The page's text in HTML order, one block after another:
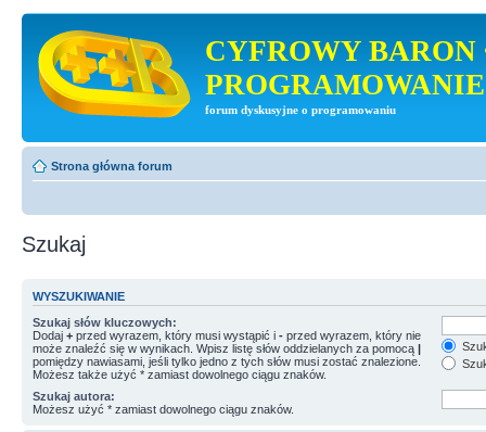
CYFROWY BARON
PROGRAMOWANIE
forum dyskusyjne o programowaniu
Strona główna forum
Szukaj
WYSZUKIWANIE
Szukaj słów kluczowych:
Dodaj + przed wyrazem, który musi wystąpić i - przed wyrazem, który nie
może znaleźć się w wynikach. Wpisz listę słów oddzielanych za pomocą |
pomiędzy nawiasami, jeśli tylko jedno z tych słów musi zostać znalezione.
Możesz także użyć * zamiast dowolnego ciągu znaków.
Szukaj autora:
Możesz użyć * zamiast dowolnego ciągu znaków.